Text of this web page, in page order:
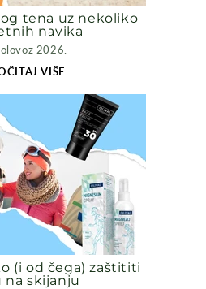
tena uz nekoliko
navika
2026.
VIŠE
(i od čega) zaštititi
na skijanju